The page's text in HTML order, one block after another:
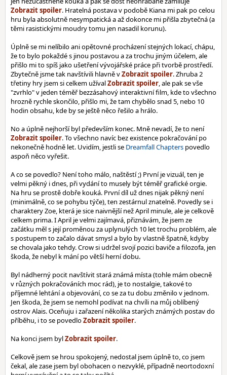
. Hratelná postava v podobě Kiana mi pak po celou
hru byla absolutně nesympatická a až dokonce mi přišla zbytečná (a
těmi rasistickými moudry tomu jen nasadil korunu).
Úplně se mi nelíbilo ani opětovné procházení stejných lokací, chápu,
že to bylo pokaždé s jinou postavou a za trochu jiným účelem, ale
přišlo mi to spíš jako ušetření vývojářské práce při tvorbě prostředí.
Zbytečně jsme tak navštívili hlavně v
. Zhruba 2
třetiny hry jsem si celkem užíval
, ale pak se vše
"zvrhlo" v jeden téměř bezzásahový interaktivní film, kde to všechno
hrozně rychle skončilo, přišlo mi, že tam chybělo snad 5, nebo 10
hodin obsahu, kde by se ještě něco řešilo a hrálo.
No a úplně nejhorší byl především konec. Mně nevadí, že to není
. To všechno navíc bez existence pokračování po
nekonečně hodně let. Uvidím, jestli se Dreamfall Chapters povedlo
aspoň něco vyřešit.
A co se povedlo? Není toho málo, naštěstí ;) První je vizuál, ten je
velmi pěkný i dnes, při vydání to musely být téměř grafické orgie.
Na hru se prostě dobře kouká. První díl už dnes nijak pěkný není
(minimálně, co se pohybu týče), ten zestárnul znatelně. Povedly se i
charaktery Zoe, která je sice naivnější než April minule, ale je celkově
celkem prima. I April je velmi zajímavá, přiznávám, že jsem ze
začátku měl s její proměnou za uplynulých 10 let trochu problém, ale
s postupem to začalo dávat smysl a bylo by vlastně špatně, kdyby
se chovala jako tehdy. Crow si udržel svojí pozici baviče a filozofa, jen
škoda, že nebyl k mání po větší herní dobu.
Byl nádherný pocit navštívit stará známá místa (tohle mám obecně
v různých pokračováních moc rád), je to nostalgie, takové to
příjemné lehtání a objevování, co se za tu dobu změnilo v jednom.
Jen škoda, že jsem se nemohl podívat na chvíli na můj oblíbený
ostrov Alais. Oceňuju i zařazení několika starých známých postav do
příběhu, i to se povedlo
.
Na konci jsem byl
.
Celkově jsem se hrou spokojený, nedostal jsem úplně to, co jsem
čekal, ale zase jsem byl obohacen o nezvyklé, případně neortodoxní